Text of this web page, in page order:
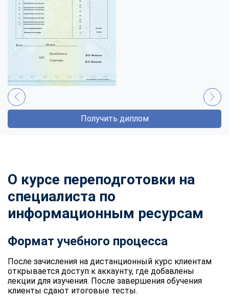
Получить диплом
О курсе переподготовки на
специалиста по
информационным ресурсам
Формат учебного процесса
После зачисления на дистанционный курс клиентам
открывается доступ к аккаунту, где добавлены
лекции для изучения. После завершения обучения
клиенты сдают итоговые тесты.